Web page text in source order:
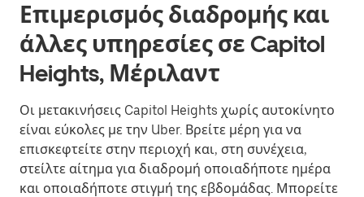
Επιμερισμός διαδρομής και
άλλες υπηρεσίες σε Capitol
Heights, Μέριλαντ
Οι μετακινήσεις Capitol Heights χωρίς αυτοκίνητο
είναι εύκολες με την Uber. Βρείτε μέρη για να
επισκεφτείτε στην περιοχή και, στη συνέχεια,
στείλτε αίτημα για διαδρομή οποιαδήποτε ημέρα
και οποιαδήποτε στιγμή της εβδομάδας. Μπορείτε